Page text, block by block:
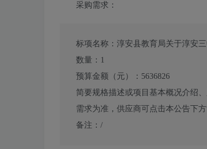
采购需求：
标项名称： 淳安县教育局关于淳安
数量： 1
预算金额（元）： 5636826
简要规格描述或项目基本概况介绍、
需求为准，供应商可点击本公告下
备注： /